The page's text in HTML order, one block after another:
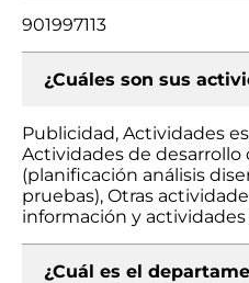
901997113
¿Cuáles son sus
Publicidad, Actividades
Actividades de
(planificación análisis
pruebas), Otras
información y
¿Cuál es el